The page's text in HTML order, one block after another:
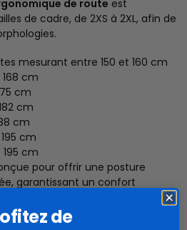
de route est
de cadre, de 2XS à 2XL, afin de
mesurant entre 150 et 160 cm
168 cm
cm
cm
cm
cm
cm
pour offrir une posture
garantissant un confort
répartition de la puissance sur
de